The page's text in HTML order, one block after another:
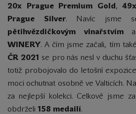
20x Prague Premium Gold,
Prague Silver. Navíc jsme
pětihvězdičkovým vinařstvíma
WINERY. A čím jsme začali, tím
ČR 2021 se pro nás nesl v duchu
totiž probojovalo do letošní
moci ochutnat osobně ve Valticích.
za nejlepší kolekci. Celkově jsme
obdrželi 158 medailí.